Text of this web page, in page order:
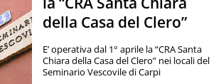
della Casa del Clero”
E’ operativa dal 1° aprile la “CRA Santa
Chiara della Casa del Clero” nei locali del
Seminario Vescovile di Carpi